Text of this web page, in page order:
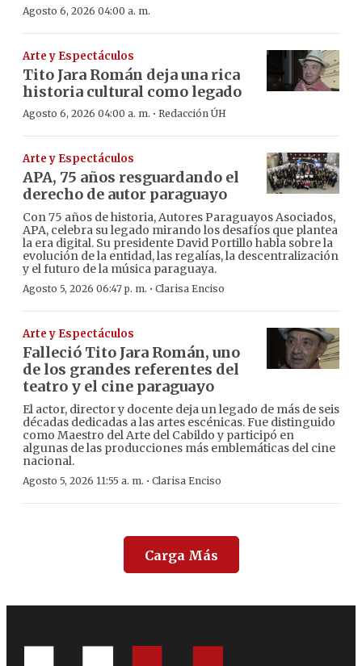
Agosto 6, 2026 04:00 a. m.
Arte y Espectáculos
Tito Jara Román deja una rica
historia cultural como legado
Agosto 6, 2026 04:00 a. m. · Redacción ÚH
Arte y Espectáculos
APA, 75 años resguardando el
derecho de autor paraguayo
Con 75 años de historia, Autores Paraguayos Asociados,
APA, celebra su legado mirando los desafíos que plantea
la era digital. Su presidente David Portillo habla sobre la
evolución de la entidad, las regalías, la descentralización
y el futuro de la música paraguaya.
Agosto 5, 2026 06:47 p. m. · Clarisa Enciso
Arte y Espectáculos
Falleció Tito Jara Román, uno
de los grandes referentes del
teatro y el cine paraguayo
El actor, director y docente deja un legado de más de seis
décadas dedicadas a las artes escénicas. Fue distinguido
como Maestro del Arte del Cabildo y participó en
algunas de las producciones más emblemáticas del cine
nacional.
Agosto 5, 2026 11:55 a. m. · Clarisa Enciso
Carga Más